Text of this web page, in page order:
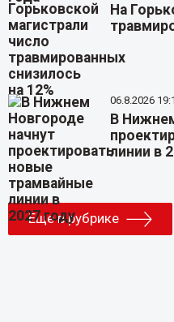
На
06.8.2026
В
линии в
Еще в рубрике